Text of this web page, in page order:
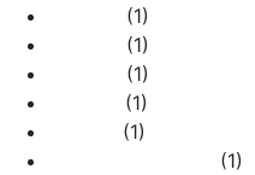
(1)
(1)
(1)
(1)
(1)
(1)